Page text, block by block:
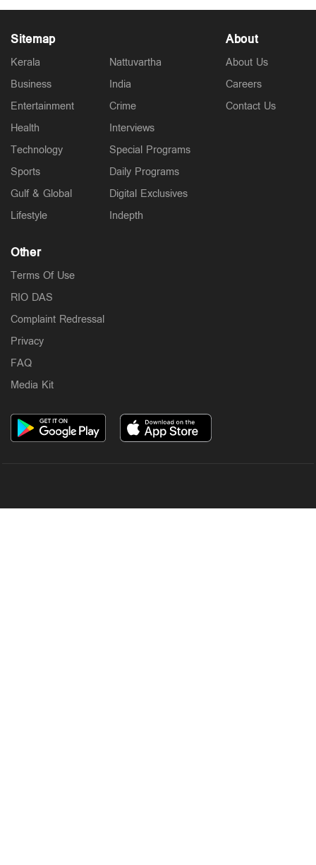
Sitemap
Kerala
Business
Entertainment
Health
Technology
Sports
Gulf & Global
Lifestyle
Nattuvartha
India
Crime
Interviews
Special Programs
Daily Programs
Digital Exclusives
Indepth
About
About Us
Careers
Contact Us
Other
Terms Of Use
RIO DAS
Complaint Redressal
Privacy
FAQ
Media Kit